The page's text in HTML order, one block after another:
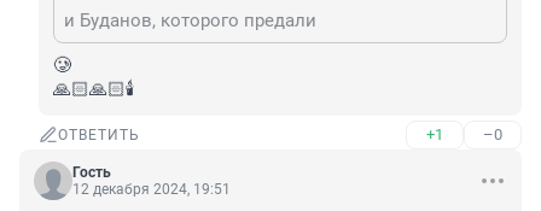
и Буданов, которого предали
🥲
🙏🏻🙏🏻🕯️
ОТВЕТИТЬ +1 –0
Гость
12 декабря 2024, 19:51